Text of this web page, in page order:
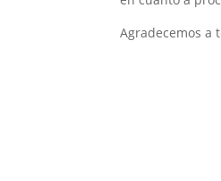
Agradecemos a